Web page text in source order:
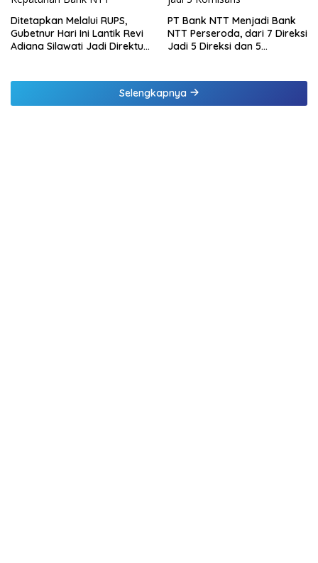
Ditetapkan Melalui RUPS,
Gubetnur Hari Ini Lantik Revi
Adiana Silawati Jadi Direktur
PT Bank NTT Menjadi Bank
NTT Perseroda, dari 7 Direksi
Jadi 5 Direksi dan 5
Selengkapnya